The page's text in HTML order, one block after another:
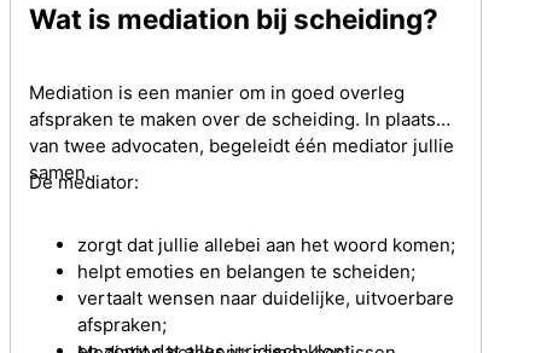
Wat is mediation bij scheiding?
Mediation is een manier om in goed overleg
afspraken te maken over de scheiding. In plaats
van twee advocaten, begeleidt één mediator jullie
samen.
De mediator:
zorgt dat jullie allebei aan het woord komen;
helpt emoties en belangen te scheiden;
vertaalt wensen naar duidelijke, uitvoerbare
afspraken;